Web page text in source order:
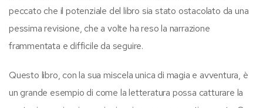
peccato che il potenziale del libro sia stato ostacolato da una
pessima revisione, che a volte ha reso la narrazione
frammentata e difficile da seguire.
Questo libro, con la sua miscela unica di magia e avventura, è
un grande esempio di come la letteratura possa catturare la